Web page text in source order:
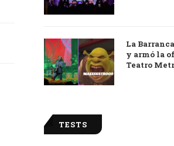
La
y armó la
Teatro
TESTS